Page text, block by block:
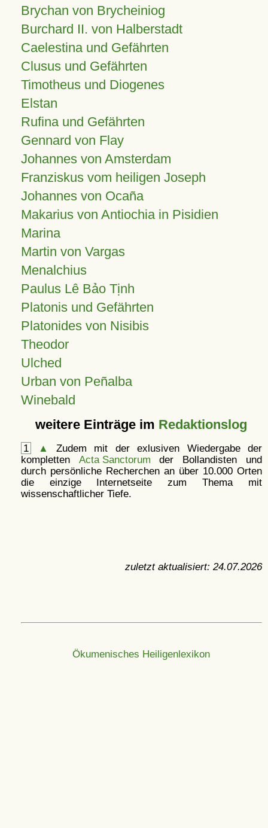
Brychan von Brycheiniog
Burchard II. von Halberstadt
Caelestina und Gefährten
Clusus und Gefährten
Timotheus und Diogenes
Elstan
Rufina und Gefährten
Gennard von Flay
Johannes von Amsterdam
Franziskus vom heiligen Joseph
Johannes von Ocaña
Makarius von Antiochia in Pisidien
Marina
Martin von Vargas
Menalchius
Paulus Lê Bảo Tịnh
Platonis und Gefährten
Platonides von Nisibis
Theodor
Ulched
Urban von Peñalba
Winebald
weitere Einträge im Redaktionslog
1 ▲
Zudem mit der exlusiven Wiedergabe der
kompletten Acta Sanctorum der Bollandisten und
durch persönliche Recherchen an über 10.000 Orten
die einzige Internetseite zum Thema mit
wissenschaftlicher Tiefe.
zuletzt aktualisiert: 24.07.2026
Ökumenisches Heiligenlexikon